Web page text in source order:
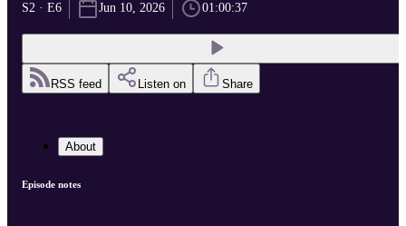
S2 · E6 Jun 10, 2026 01:00:37
RSS feed Listen on Share
About
Episode notes